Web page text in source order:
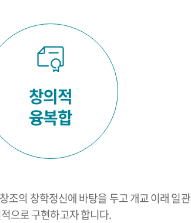
창의적
융복합
조의 창학정신에 바탕을 두고 개교 이래 일
으로 구현하고자 합니다.